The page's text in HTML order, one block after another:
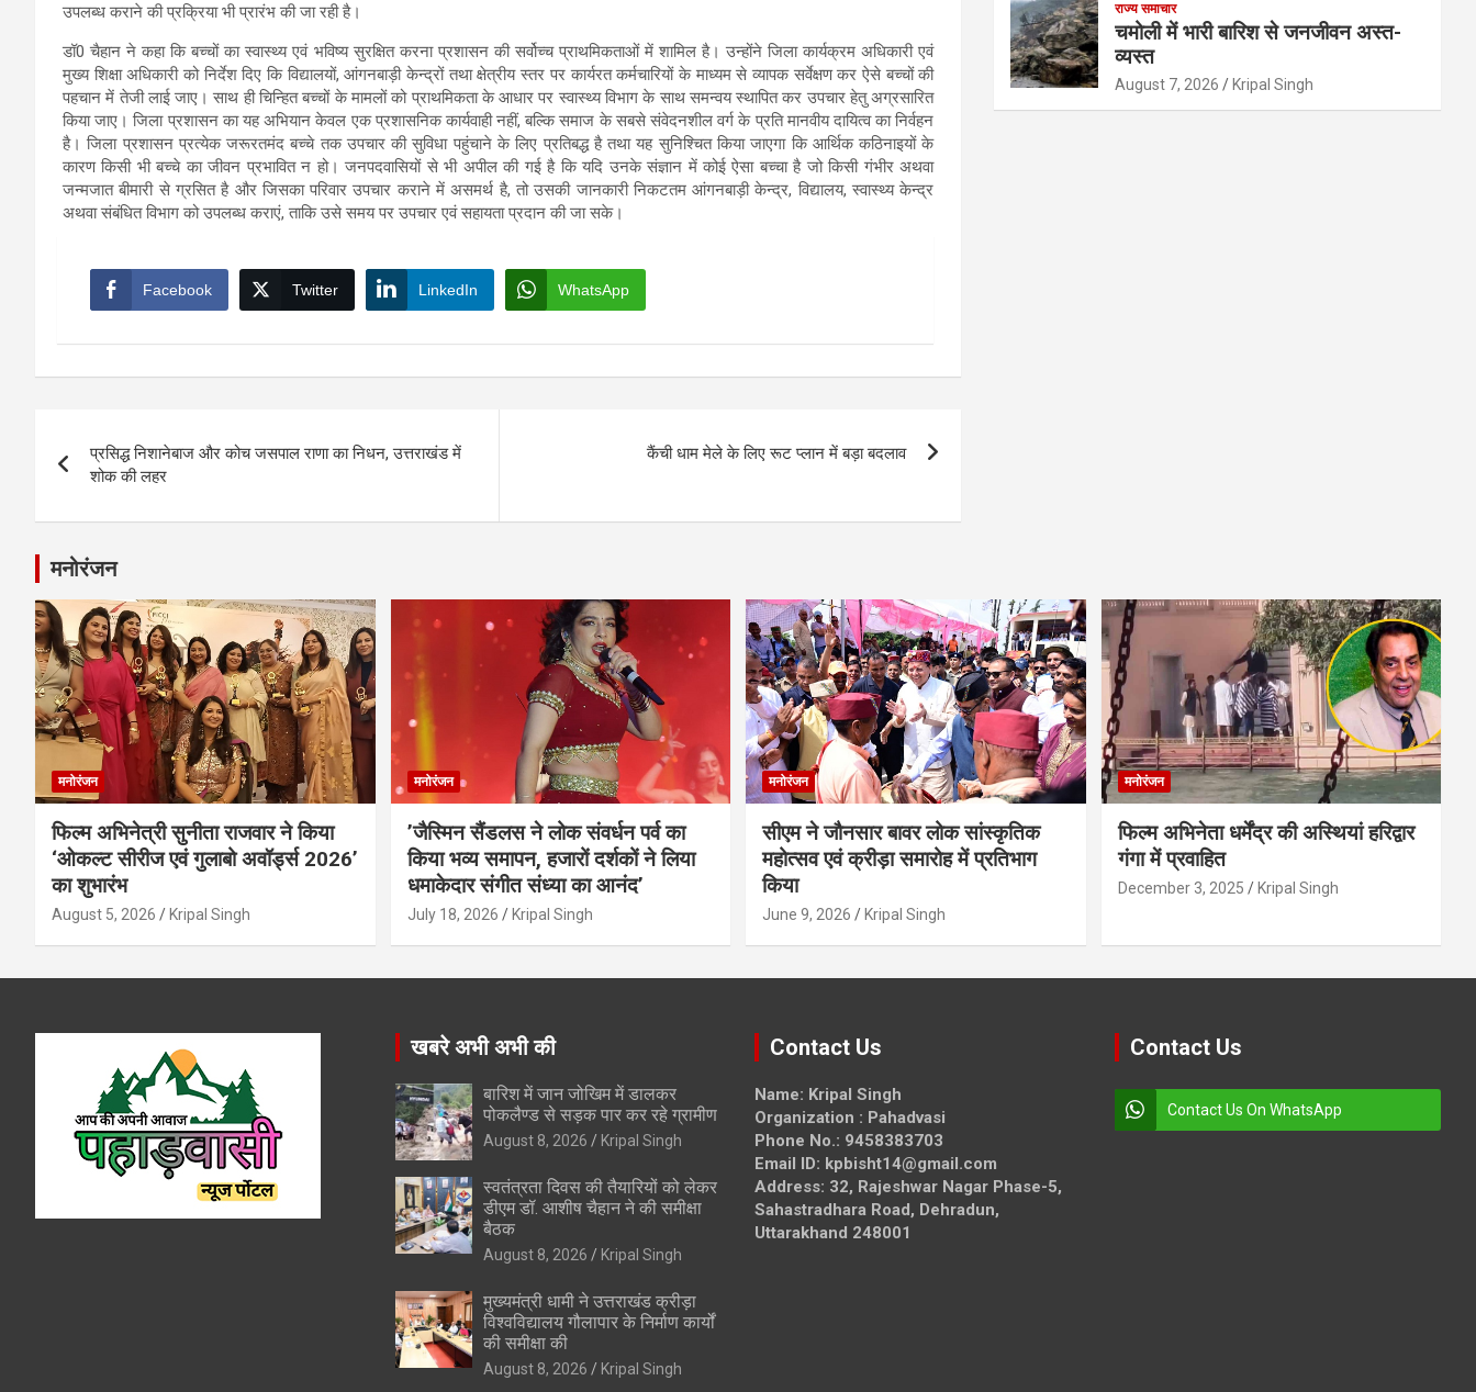
उपलब्ध कराने की प्रक्रिया भी प्रारंभ की जा रही है।
डॉ0 चैहान ने कहा कि बच्चों का स्वास्थ्य एवं भविष्य सुरक्षित करना प्रशासन की सर्वोच्च प्राथमिकताओं में शामिल है। उन्होंने जिला कार्यक्रम अधिकारी एवं
मुख्य शिक्षा अधिकारी को निर्देश दिए कि विद्यालयों, आंगनबाड़ी केन्द्रों तथा क्षेत्रीय स्तर पर कार्यरत कर्मचारियों के माध्यम से व्यापक सर्वेक्षण कर ऐसे बच्चों की
पहचान में तेजी लाई जाए। साथ ही चिन्हित बच्चों के मामलों को प्राथमिकता के आधार पर स्वास्थ्य विभाग के साथ समन्वय स्थापित कर उपचार हेतु अग्रसारित
किया जाए। जिला प्रशासन का यह अभियान केवल एक प्रशासनिक कार्यवाही नहीं, बल्कि समाज के सबसे संवेदनशील वर्ग के प्रति मानवीय दायित्व का निर्वहन
है। जिला प्रशासन प्रत्येक जरूरतमंद बच्चे तक उपचार की सुविधा पहुंचाने के लिए प्रतिबद्ध है तथा यह सुनिश्चित किया जाएगा कि आर्थिक कठिनाइयों के
कारण किसी भी बच्चे का जीवन प्रभावित न हो। जनपदवासियों से भी अपील की गई है कि यदि उनके संज्ञान में कोई ऐसा बच्चा है जो किसी गंभीर अथवा
जन्मजात बीमारी से ग्रसित है और जिसका परिवार उपचार कराने में असमर्थ है, तो उसकी जानकारी निकटतम आंगनबाड़ी केन्द्र, विद्यालय, स्वास्थ्य केन्द्र
अथवा संबंधित विभाग को उपलब्ध कराएं, ताकि उसे समय पर उपचार एवं सहायता प्रदान की जा सके।
Facebook Twitter LinkedIn WhatsApp
navigation
प्रसिद्ध निशानेबाज और कोच जसपाल राणा का निधन, उत्तराखंड में
शोक की लहर
कैंची धाम मेले के लिए रूट प्लान में बड़ा बदलाव
राज्य समाचार
चमोली में भारी बारिश से जनजीवन अस्त-
व्यस्त
August 7, 2026 Kripal Singh
मनोरंजन
मनोरंजन
फिल्म अभिनेत्री सुनीता राजवार ने किया
‘ओकल्ट सीरीज एवं गुलाबो अवॉर्ड्स 2026’
का शुभारंभ
August 5, 2026 Kripal Singh
मनोरंजन
’जैस्मिन सैंडलस ने लोक संवर्धन पर्व का
किया भव्य समापन, हजारों दर्शकों ने लिया
धमाकेदार संगीत संध्या का आनंद’
July 18, 2026 Kripal Singh
मनोरंजन
सीएम ने जौनसार बावर लोक सांस्कृतिक
महोत्सव एवं क्रीड़ा समारोह में प्रतिभाग
किया
June 9, 2026 Kripal Singh
मनोरंजन
फिल्म अभिनेता धर्मेंद्र की अस्थियां हरिद्वार
गंगा में प्रवाहित
December 3, 2025 Kripal Singh
खबरे अभी अभी की
बारिश में जान जोखिम में डालकर
पोकलैण्ड से सड़क पार कर रहे ग्रामीण
August 8, 2026 Kripal Singh
स्वतंत्रता दिवस की तैयारियों को लेकर
डीएम डॉ. आशीष चैहान ने की समीक्षा
बैठक
August 8, 2026 Kripal Singh
मुख्यमंत्री धामी ने उत्तराखंड क्रीड़ा
विश्वविद्यालय गौलापार के निर्माण कार्यों
की समीक्षा की
August 8, 2026 Kripal Singh
Contact Us
Name: Kripal Singh
Organization : Pahadvasi
Phone No.: 9458383703
Email ID: kpbisht14@gmail.com
Address: 32, Rajeshwar Nagar Phase-5,
Sahastradhara Road, Dehradun,
Uttarakhand 248001
Contact Us
Contact Us On WhatsApp